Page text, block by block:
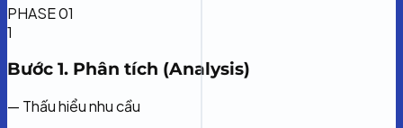
PHASE 01
1
Bước 1. Phân tích (Analysis)
— Thấu hiểu nhu cầu